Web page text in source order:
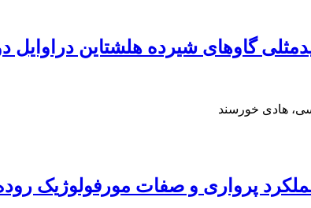
گاوهای شیرده هلشتاین
هادی خورسند
پرواری و صفات مورفولوژیک